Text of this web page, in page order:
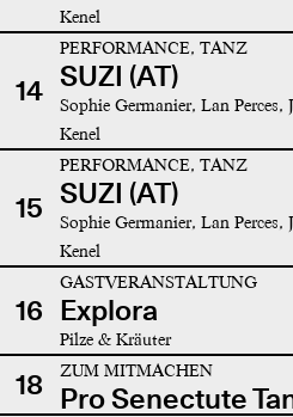
Kenel
14
PERFORMANCE, TANZ
SUZI (AT)
Sophie Germanier, Lan
Kenel
15
PERFORMANCE, TANZ
SUZI (AT)
Sophie Germanier, Lan
Kenel
16
GASTVERANSTALTUNG
Explora
Pilze & Kräuter
18 ZUM MITMACHEN
Pro Senectute